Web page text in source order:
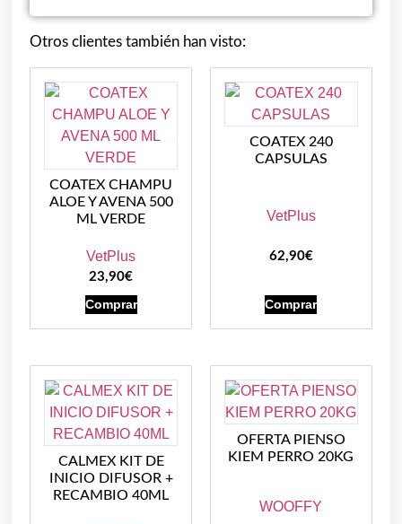
Otros clientes también han visto:
COATEX CHAMPU
ALOE Y AVENA 500
ML VERDE
VetPlus
23,90€
Comprar
COATEX 240
CAPSULAS
VetPlus
62,90€
Comprar
CALMEX KIT DE
INICIO DIFUSOR +
RECAMBIO 40ML
OFERTA PIENSO
KIEM PERRO 20KG
WOOFFY